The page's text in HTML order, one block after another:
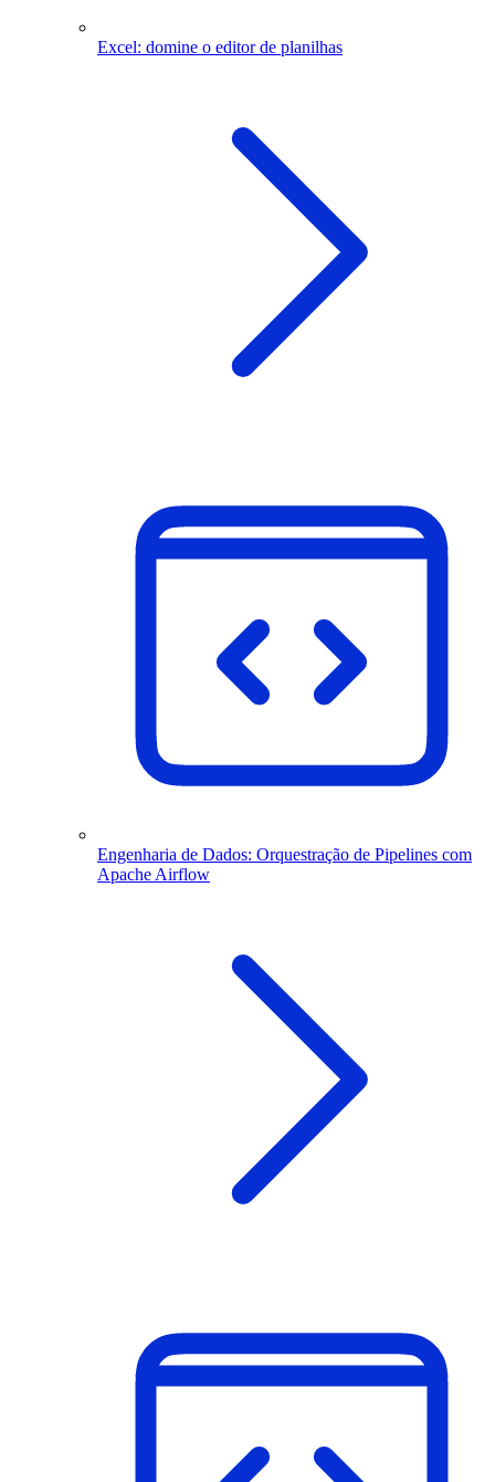
Excel: domine o editor de planilhas
Engenharia de Dados: Orquestração de Pipelines com
Apache Airflow